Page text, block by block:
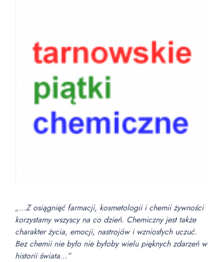
„…Z osiągnięć farmacji, kosmetologii i chemii żywności
korzystamy wszyscy na co dzień. Chemiczny jest także
charakter życia, emocji, nastrojów i wzniosłych uczuć.
Bez chemii nie było nie byłoby wielu pięknych zdarzeń w
historii świata…”